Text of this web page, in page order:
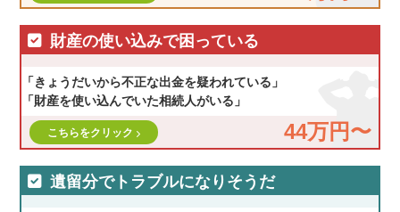
財産の使い込みで困っている
「きょうだいから不正な出金を疑われている」
「財産を使い込んでいた相続人がいる」
44万円〜
こちらをクリック
遺留分でトラブルになりそうだ